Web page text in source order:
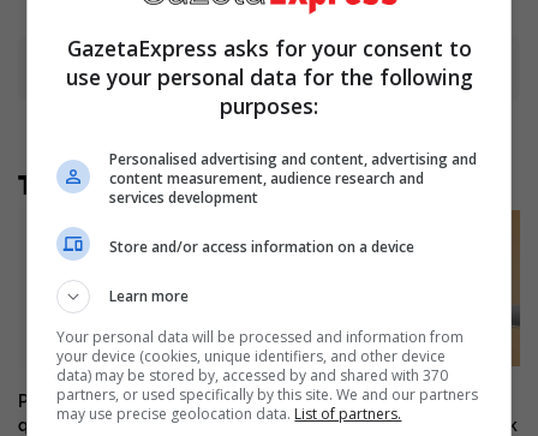
Advertisement
Të tjera nga rubrika
Policia kërkon ndihmën e
qytetarëve për identifikimin e
Sa kushton “lumturia” në
Ballkan? Shqipëria me hendek
GazetaExpress asks for your consent to
use your personal data for the following
purposes:
Personalised advertising and content, advertising and
content measurement, audience research and
services development
Store and/or access information on a device
Learn more
Your personal data will be processed and information from
your device (cookies, unique identifiers, and other device
data) may be stored by, accessed by and shared with 370
partners, or used specifically by this site. We and our partners
may use precise geolocation data. List of partners.